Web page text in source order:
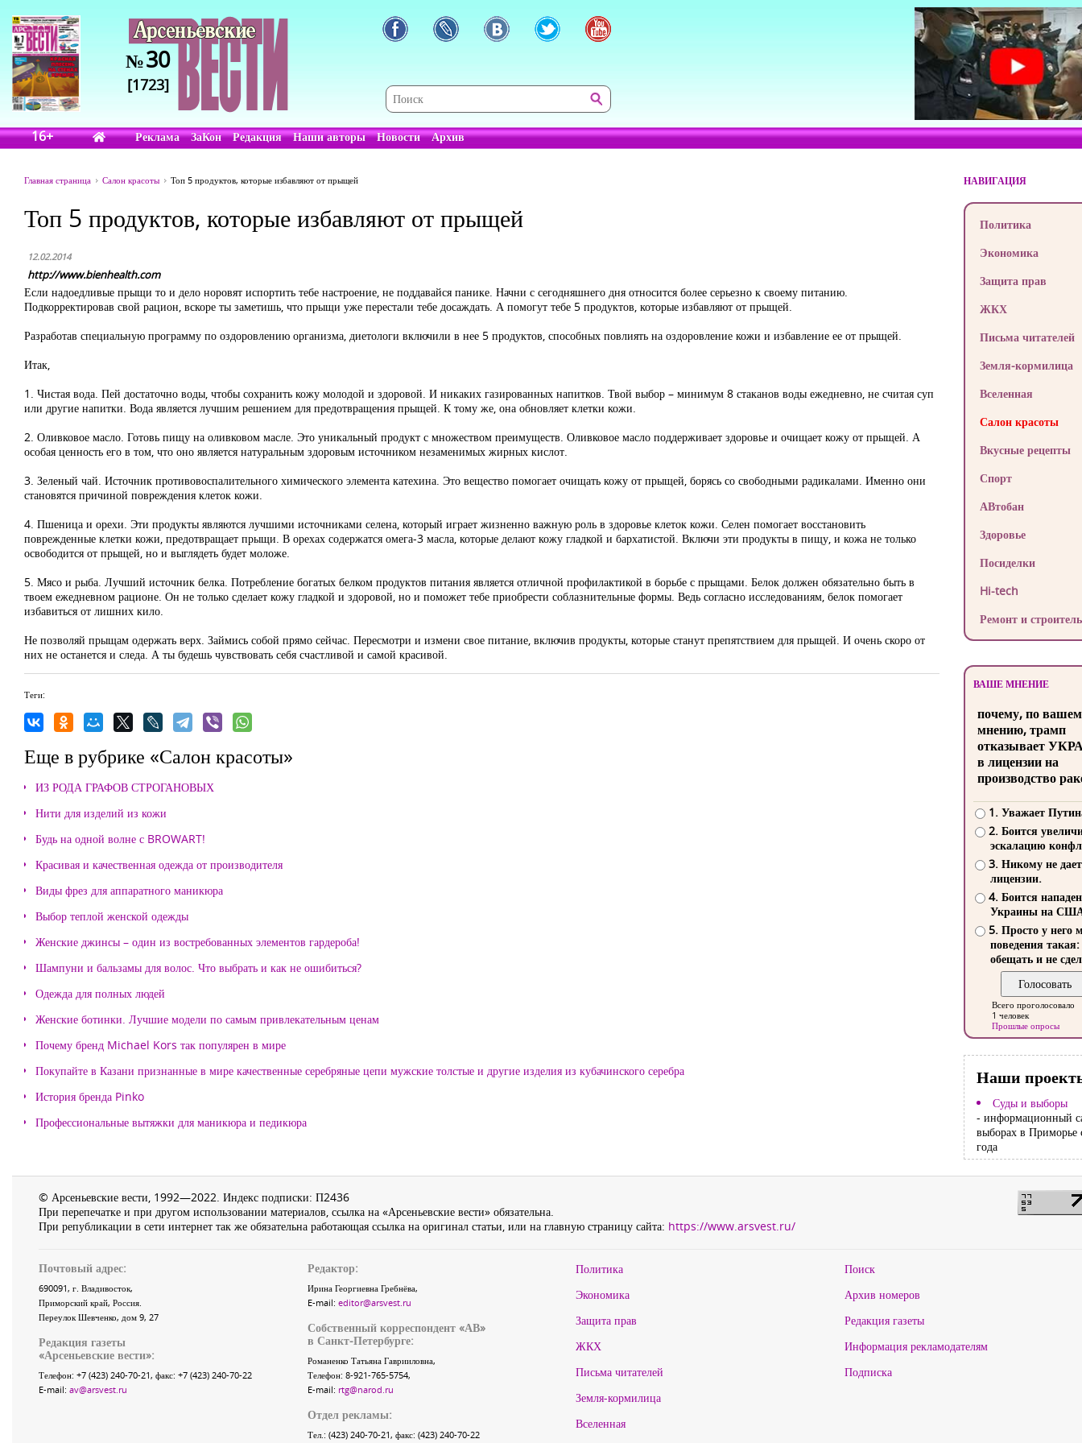
№30
[1723]
16+ Реклама ЗаКон Редакция Наши авторы Новости Архив
Главная страница Салон красоты Топ 5 продуктов, которые избавляют от прыщей
Топ 5 продуктов, которые избавляют от прыщей
12.02.2014
http://www.bienhealth.com
Если надоедливые прыщи то и дело норовят испортить тебе настроение, не поддавайся панике. Начни с сегодняшнего дня относится более серьезно к своему питанию.
Подкорректировав свой рацион, вскоре ты заметишь, что прыщи уже перестали тебе досаждать. А помогут тебе 5 продуктов, которые избавляют от прыщей.
Разработав специальную программу по оздоровлению организма, диетологи включили в нее 5 продуктов, способных повлиять на оздоровление кожи и избавление ее от прыщей.
Итак,
1. Чистая вода. Пей достаточно воды, чтобы сохранить кожу молодой и здоровой. И никаких газированных напитков. Твой выбор – минимум 8 стаканов воды ежедневно, не считая суп
или другие напитки. Вода является лучшим решением для предотвращения прыщей. К тому же, она обновляет клетки кожи.
2. Оливковое масло. Готовь пищу на оливковом масле. Это уникальный продукт с множеством преимуществ. Оливковое масло поддерживает здоровье и очищает кожу от прыщей. А
особая ценность его в том, что оно является натуральным здоровым источником незаменимых жирных кислот.
3. Зеленый чай. Источник противовоспалительного химического элемента катехина. Это вещество помогает очищать кожу от прыщей, борясь со свободными радикалами. Именно они
становятся причиной повреждения клеток кожи.
4. Пшеница и орехи. Эти продукты являются лучшими источниками селена, который играет жизненно важную роль в здоровье клеток кожи. Селен помогает восстановить
поврежденные клетки кожи, предотвращает прыщи. В орехах содержатся омега-3 масла, которые делают кожу гладкой и бархатистой. Включи эти продукты в пищу, и кожа не только
освободится от прыщей, но и выглядеть будет моложе.
5. Мясо и рыба. Лучший источник белка. Потребление богатых белком продуктов питания является отличной профилактикой в борьбе с прыщами. Белок должен обязательно быть в
твоем ежедневном рационе. Он не только сделает кожу гладкой и здоровой, но и поможет тебе приобрести соблазнительные формы. Ведь согласно исследованиям, белок помогает
избавиться от лишних кило.
Не позволяй прыщам одержать верх. Займись собой прямо сейчас. Пересмотри и измени свое питание, включив продукты, которые станут препятствием для прыщей. И очень скоро от
них не останется и следа. А ты будешь чувствовать себя счастливой и самой красивой.
Теги:
Еще в рубрике «Салон красоты»
ИЗ РОДА ГРАФОВ СТРОГАНОВЫХ
Нити для изделий из кожи
Будь на одной волне с BROWART!
Красивая и качественная одежда от производителя
Виды фрез для аппаратного маникюра
Выбор теплой женской одежды
Женские джинсы – один из востребованных элементов гардероба!
Шампуни и бальзамы для волос. Что выбрать и как не ошибиться?
Одежда для полных людей
Женские ботинки. Лучшие модели по самым привлекательным ценам
Почему бренд Michael Kors так популярен в мире
Покупайте в Казани признанные в мире качественные серебряные цепи мужские толстые и другие изделия из кубачинского серебра
История бренда Pinko
Профессиональные вытяжки для маникюра и педикюра
НАВИГАЦИЯ
Политика
Экономика
Защита прав
ЖКХ
Письма читателей
Земля-кормилица
Вселенная
Салон красоты
Вкусные рецепты
Спорт
АВтобан
Здоровье
Посиделки
Hi-tech
Ремонт и
ВАШЕ МНЕНИЕ
почему, по
мнению, трамп
отказывает
в лицензии на
производство
1. Уважает
2. Боится
эскалацию
3. Никому не
лицензии.
4. Боится
Украины на
5. Просто у него
поведения такая:
обещать и не
Всего проголосовало
1 человек
Прошлые опросы
Наши
Суды и выборы
- информационный
выборах в Приморье
года
© Арсеньевские вести, 1992—2022. Индекс подписки: П2436
При перепечатке и при другом использовании материалов, ссылка на «Арсеньевские вести» обязательна.
При републикации в сети интернет так же обязательна работающая ссылка на оригинал статьи, или на главную страницу сайта: https://www.arsvest.ru/
Почтовый адрес:
690091, г. Владивосток,
Приморский край, Россия.
Переулок Шевченко, дом 9, 27
Редакция газеты
«Арсеньевские вести»:
Телефон: +7 (423) 240-70-21, факс: +7 (423) 240-70-22
E-mail: av@arsvest.ru
Редактор:
Ирина Георгиевна Гребнёва,
E-mail: editor@arsvest.ru
Собственный корреспондент «АВ»
в Санкт-Петербурге:
Романенко Татьяна Гаврииловна,
Телефон: 8-921-765-5754,
E-mail: rtg@narod.ru
Отдел рекламы:
Тел.: (423) 240-70-21, факс: (423) 240-70-22
Политика
Экономика
Защита прав
ЖКХ
Письма читателей
Земля-кормилица
Вселенная
Поиск
Архив номеров
Редакция газеты
Информация рекламодателям
Подписка